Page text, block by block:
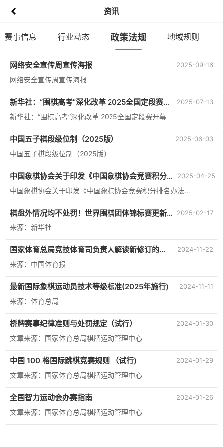
资讯
赛事信息 行业动态 政策法规 地域规则
网络安全宣传周宣传海报 2025-09-16
网络安全宣传周宣传海报
新华社：“围棋高考”深化改革 2025全国定段赛开
幕
2025-07-13
新华社：“围棋高考”深化改革 2025全国定段赛开幕
中国五子棋段级位制（2025版） 2025-06-03
中国五子棋段级位制（2025版）
中国象棋协会关于印发《中国象棋协会竞赛积分排
名办法（试行）》的通知
2025-04-25
中国象棋协会关于印发《中国象棋协会竞赛积分排名办法（试行）》的通知
棋盘外情况均不处罚！世界围棋团体锦标赛更新
规则
2025-02-17
来源：新华社
国家体育总局竞技体育司负责人解读新修订的
《运动员技术等级标准》
2024-11-22
来源：中国体育报
最新国际象棋运动员技术等级标准(2025年施行) 2024-11-11
来源：体育总局
桥牌赛事纪律准则与处罚规定（试行） 2024-01-30
文章来源：国家体育总局棋牌运动管理中心
中国 100 格国际跳棋竞赛规则 （试行) 2024-01-29
文章来源：国家体育总局棋牌运动管理中心
全国智力运动会办赛指南 2024-01-26
文章来源：国家体育总局棋牌运动管理中心